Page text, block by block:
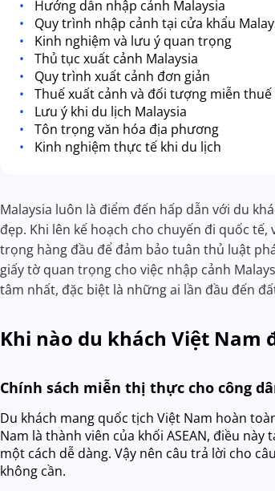
Hướng dẫn nhập cảnh Malaysia
Quy trình nhập cảnh tại cửa khẩu
Kinh nghiệm và lưu ý quan trọng
Thủ tục xuất cảnh Malaysia
Quy trình xuất cảnh đơn giản
Thuế xuất cảnh và đối tượng miễn thuế
Lưu ý khi du lịch Malaysia
Tôn trọng văn hóa địa phương
Kinh nghiệm thực tế khi du lịch
Malaysia luôn là điểm đến hấp dẫn với du
đẹp. Khi lên kế hoạch cho chuyến đi quốc
trọng hàng đầu để đảm bảo tuân thủ luật
giấy tờ quan trọng cho việc nhập cảnh
tâm nhất, đặc biệt là những ai lần đầu đến
Khi nào du khách Việt Nam
Chính sách miễn thị thực cho công
Du khách mang quốc tịch Việt Nam hoàn
Nam là thành viên của khối ASEAN, điều
một cách dễ dàng. Vậy nên câu trả lời cho
không cần.